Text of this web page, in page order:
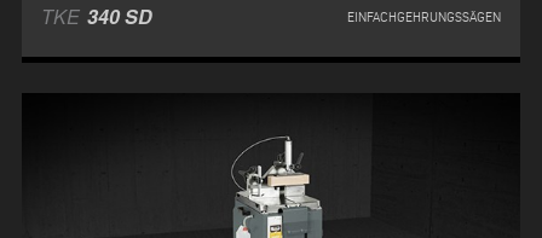
TKE 340 SD EINFACHGEHRUNGSSÄGEN